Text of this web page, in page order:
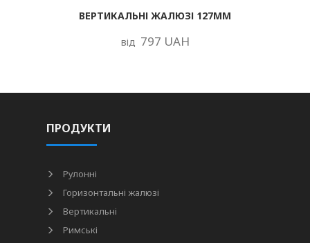
ВЕРТИКАЛЬНІ ЖАЛЮЗІ 127ММ
від 797 UAH
ПРОДУКТИ
Рулонні
Горизонтальні жалюзі
Вертикальні
Римські